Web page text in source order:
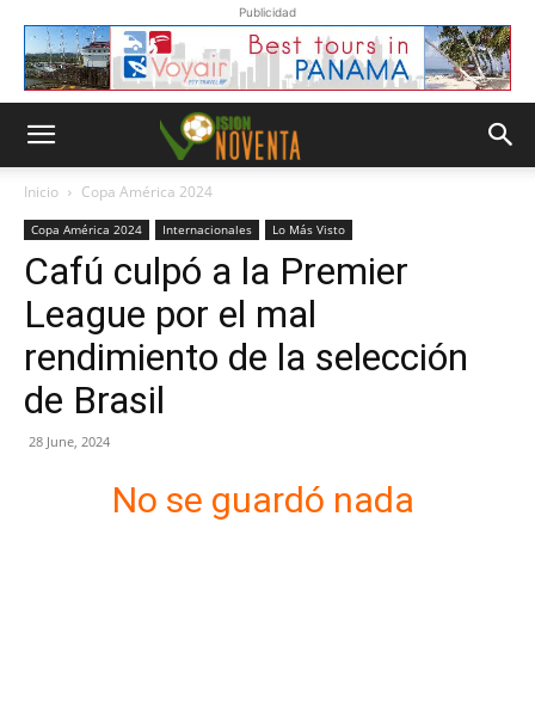
Publicidad
Inicio Copa América 2024
Copa América 2024 Internacionales Lo Más Visto
Cafú culpó a la Premier
League por el mal
rendimiento de la selección
de Brasil
28 June, 2024
No se guardó nada